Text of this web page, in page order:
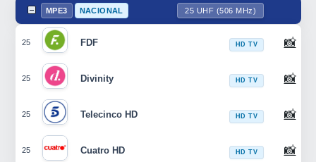
MPE3 NACIONAL 25 UHF (506 MHz)
25 FDF HD TV 📸
25 Divinity HD TV 📸
25 Telecinco HD HD TV 📸
25 Cuatro HD HD TV 📸